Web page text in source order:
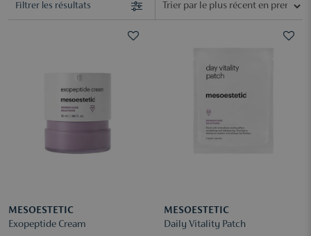
Filtrer les résultats
MESOESTETIC
Exopeptide Cream
MESOESTETIC
Daily Vitality Patch